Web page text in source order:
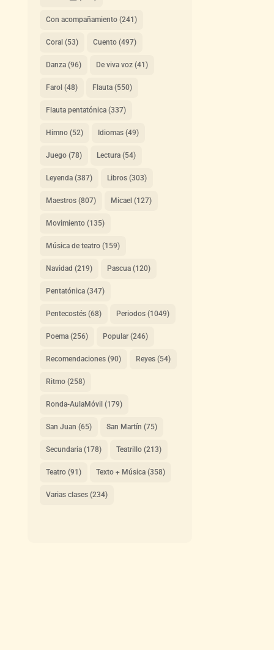
Con acompañamiento(241)
Coral (53) Cuento(497)
Danza(96) De viva voz(41)
Farol (48) Flauta(550)
Flauta pentatónica(337)
Himno(52) Idiomas(49)
Juego(78) Lectura(54)
Leyenda(387) Libros(303)
Maestros(807) Micael (127)
Movimiento(135)
Música de teatro(159)
Navidad (219) Pascua(120)
Pentatónica(347)
Pentecostés(68) Periodos(1049)
Poema(256) Popular(246)
Recomendaciones(90) Reyes(54)
Ritmo(258)
Ronda-AulaMóvil (179)
San Juan (65) San Martín (75)
Secundaria(178) Teatrillo(213)
Teatro(91) Texto + Música(358)
Varias clases(234)